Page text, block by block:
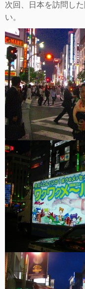
次回、日本を訪問し
い。